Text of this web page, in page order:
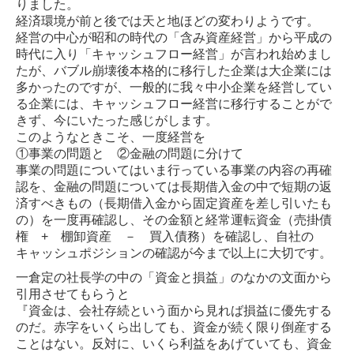
りました。
経済環境が前と後では天と地ほどの変わりようです。
経営の中心が昭和の時代の「含み資産経営」から平成の
時代に入り「キャッシュフロー経営」が言われ始めまし
たが、バブル崩壊後本格的に移行した企業は大企業には
多かったのですが、一般的に我々中小企業を経営してい
る企業には、キャッシュフロー経営に移行することがで
きず、今にいたった感じがします。
このようなときこそ、一度経営を
①事業の問題と ②金融の問題に分けて
事業の問題についてはいま行っている事業の内容の再確
認を、金融の問題については長期借入金の中で短期の返
済すべきもの（長期借入金から固定資産を差し引いたも
の）を一度再確認し、その金額と経常運転資金（売掛債
権 + 棚卸資産 － 買入債務）を確認し、自社の
キャッシュポジションの確認が今まで以上に大切です。
一倉定の社長学の中の「資金と損益」のなかの文面から
引用させてもらうと
『資金は、会社存続という面から見れば損益に優先する
のだ。赤字をいくら出しても、資金が続く限り倒産する
ことはない。反対に、いくら利益をあげていても、資金